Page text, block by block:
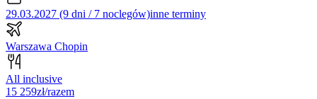
29.03.2027 (9 dni / 7 noclegów)inne terminy
Warszawa Chopin
All inclusive
15 259zł/razem